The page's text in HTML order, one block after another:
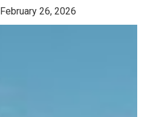
February 26, 2026